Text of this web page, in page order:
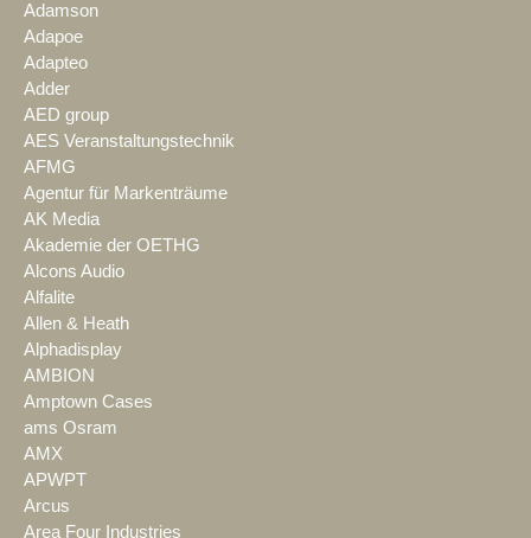
Adamson
Adapoe
Adapteo
Adder
AED group
AES Veranstaltungstechnik
AFMG
Agentur für Markenträume
AK Media
Akademie der OETHG
Alcons Audio
Alfalite
Allen & Heath
Alphadisplay
AMBION
Amptown Cases
ams Osram
AMX
APWPT
Arcus
Area Four Industries